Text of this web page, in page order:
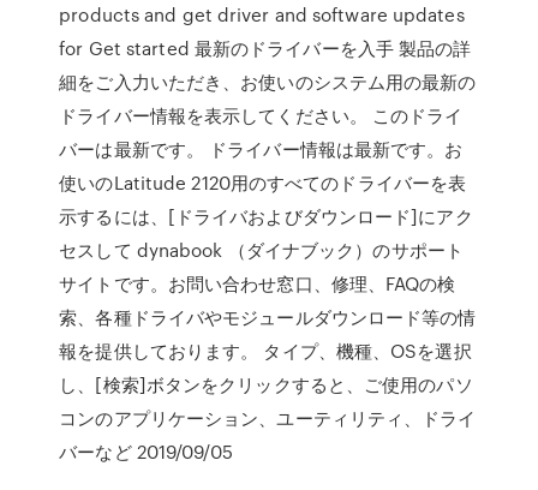
products and get driver and software updates
for Get started 最新のドライバーを入手 製品の詳
細をご入力いただき、お使いのシステム用の最新の
ドライバー情報を表示してください。 このドライ
バーは最新です。 ドライバー情報は最新です。お
使いのLatitude 2120用のすべてのドライバーを表
示するには、[ドライバおよびダウンロード]にアク
セスして dynabook （ダイナブック）のサポート
サイトです。お問い合わせ窓口、修理、FAQの検
索、各種ドライバやモジュールダウンロード等の情
報を提供しております。 タイプ、機種、OSを選択
し、[検索]ボタンをクリックすると、ご使用のパソ
コンのアプリケーション、ユーティリティ、ドライ
バーなど 2019/09/05